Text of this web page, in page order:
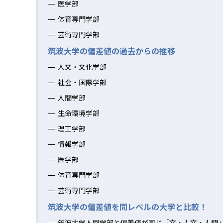
医学部
体育専門学部
芸術専門学部
筑波大学の偏差値の過去からの推移
人文・文化学部
社会・国際学部
人間学部
生命環境学部
理工学部
情報学部
医学部
体育専門学部
芸術専門学部
筑波大学の偏差値を同レベルの大学と比較！